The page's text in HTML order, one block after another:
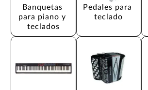
Banquetas
para piano y
teclados
Pedales para
teclado